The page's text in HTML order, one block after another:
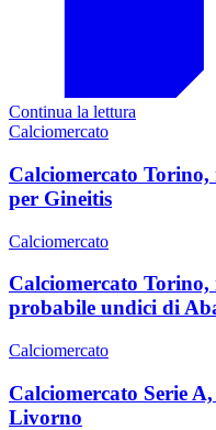
Continua la lettura
Calciomercato
Calciomercato Torino,
per Gineitis
Calciomercato
Calciomercato Torino,
probabile undici di
Calciomercato
Calciomercato Serie
Livorno